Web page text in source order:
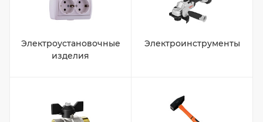
Электроустановочные
изделия
Электроинструменты